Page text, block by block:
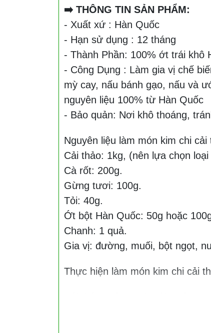
➡️ THÔNG TIN SẢN PHẨM:
- Xuất xứ : Hàn Quốc
- Hạn sử dụng : 12 tháng
- Thành Phần: 100% ớt trái khô
- Công Dụng : Làm gia vị chế
mỳ cay, nấu bánh gạo, nấu và
nguyên liệu 100% từ Hàn Quốc
- Bảo quản: Nơi khô thoáng,
Nguyên liệu làm món kim chi cải
Cải thảo: 1kg, (nên lựa chọn
Cà rốt: 200g.
Gừng tươi: 100g.
Tỏi: 40g.
Ớt bột Hàn Quốc: 50g hoặc
Chanh: 1 quả.
Gia vị: đường, muối, bột ngọt,
Thực hiện làm món kim chi cải